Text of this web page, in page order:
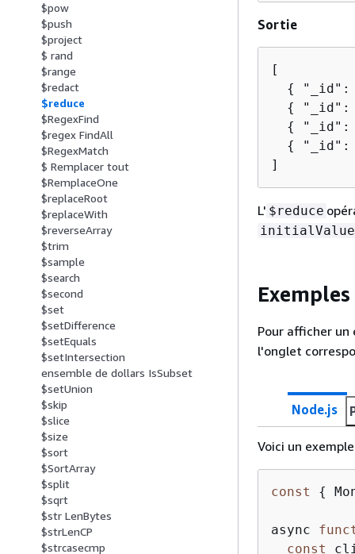
$pow
$push
$project
$ rand
$range
$redact
$reduce
$RegexFind
$regex FindAll
$RegexMatch
$ Remplacer tout
$RemplaceOne
$replaceRoot
$replaceWith
$reverseArray
$trim
$sample
$search
$second
$set
$setDifference
$setEquals
$setIntersection
ensemble de dollars IsSubset
$setUnion
$skip
$slice
$size
$sort
$SortArray
$split
$sqrt
$str LenBytes
$strLenCP
$strcasecmp
Sortie
[
{
{
{
{
"_id":
]
L' $reduce
initialValue
Pour afficher
l'onglet
Node.js
Voici un
const {
async
const